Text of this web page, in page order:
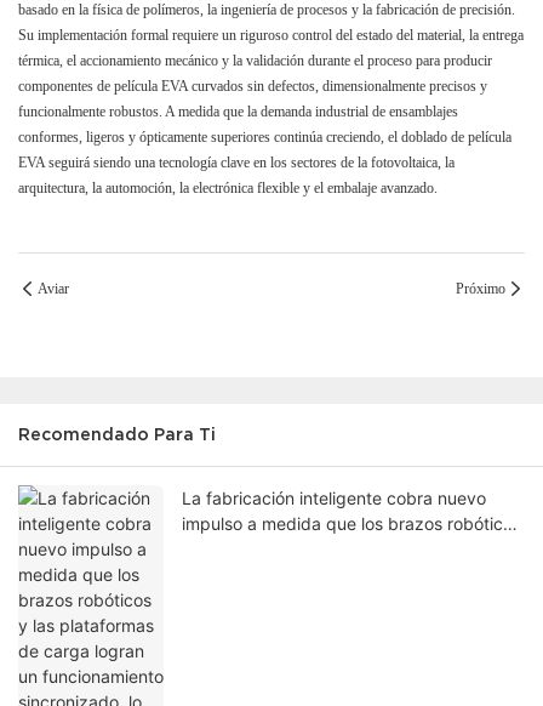
basado en la física de polímeros, la ingeniería de procesos y la fabricación de precisión.
Su implementación formal requiere un riguroso control del estado del material, la entrega
térmica, el accionamiento mecánico y la validación durante el proceso para producir
componentes de película EVA curvados sin defectos, dimensionalmente precisos y
funcionalmente robustos. A medida que la demanda industrial de ensamblajes
conformes, ligeros y ópticamente superiores continúa creciendo, el doblado de película
EVA seguirá siendo una tecnología clave en los sectores de la fotovoltaica, la
arquitectura, la automoción, la electrónica flexible y el embalaje avanzado.
Aviar Próximo
Recomendado Para Ti
La fabricación inteligente cobra nuevo
impulso a medida que los brazos robóticos